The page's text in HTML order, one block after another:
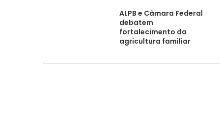
ALPB e Câmara Federal
debatem
fortalecimento da
agricultura familiar